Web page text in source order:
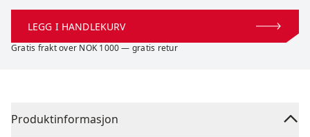
LEGG I HANDLEKURV
Gratis frakt over NOK 1000 — gratis retur
Produktinformasjon